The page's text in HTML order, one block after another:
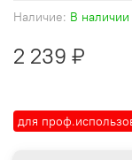
Наличие: В наличии
для
2 239 ₽